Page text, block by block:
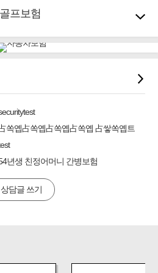
프보험
화재, 도난대비
비 연금재테크!
트, 치아치료보장
전에 4세대 가입
쏙옙占쏙옙占쏙옙占쏙옙 占쌓쏙옙트
년생 친정어머니 간병보험
상담글 쓰기